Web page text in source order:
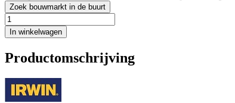
Zoek bouwmarkt in de buurt
In winkelwagen
Productomschrijving